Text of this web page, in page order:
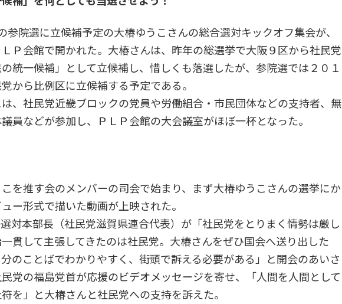
:
院選に立候補予定の大椿ゆうこさんの総合選対キックオフ集会が、
Ｐ会館で開かれた。大椿さんは、昨年の総選挙で大阪９区から社民党
統一候補」として立候補し、惜しくも落選したが、参院選では２０１
から比例区に立候補する予定である。
、社民党近畿ブロックの党員や労働組合・市民団体などの支持者、無
員などが参加し、ＰＬＰ会館の大会議室がほぼ一杯となった。
を推す会のメンバーの司会で始まり、まず大椿ゆうこさんの選挙にか
ー形式で描いた動画が上映された。
対本部長（社民党滋賀県連合代表）が「社民党をとりまく情勢は厳し
貫して主張してきたのは社民党。大椿さんをぜひ国会へ送り出した
のことばでわかりやすく、街頭で訴える必要がある」と開会のあいさ
党の福島党首が応援のビデオメッセージを寄せ、「人間を人間として
を」と大椿さんと社民党への支持を訴えた。